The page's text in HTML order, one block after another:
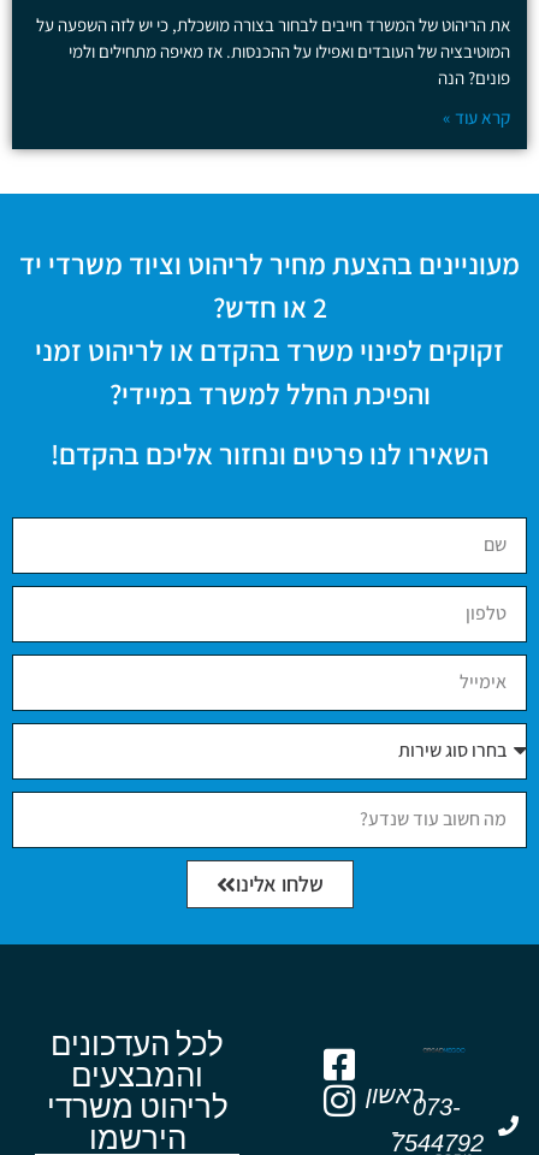
את הריהוט של המשרד חייבים לבחור בצורה מושכלת, כי יש לזה השפעה על
המוטיבציה של העובדים ואפילו על ההכנסות. אז מאיפה מתחילים ולמי
פונים? הנה
קרא עוד »
מעוניינים בהצעת מחיר לריהוט וציוד משרדי יד
2 או חדש?
זקוקים לפינוי משרד בהקדם או לריהוט זמני
והפיכת החלל למשרד במיידי?
השאירו לנו פרטים ונחזור אליכם בהקדם!
שלחו אלינו
073-
7544792
ראשון
-
לכל העדכונים
והמבצעים
לריהוט משרדי
הירשמו